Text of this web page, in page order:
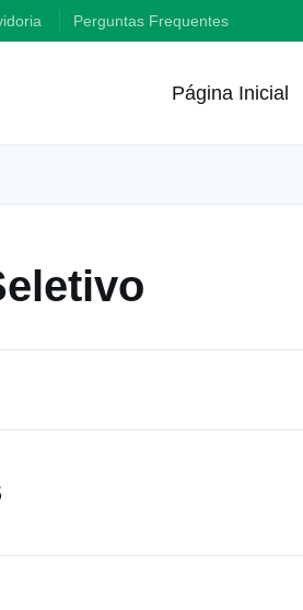
Perguntas Frequentes
Página Inicial